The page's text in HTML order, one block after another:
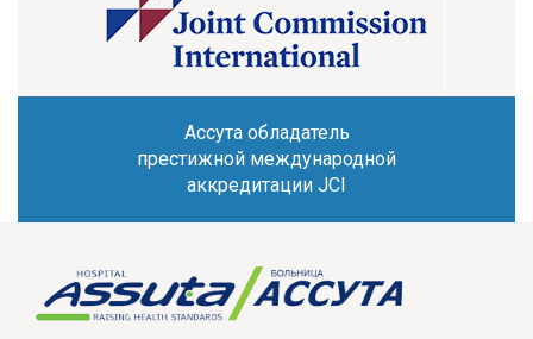
Ассута обладатель
престижной международной
аккредитации JCI